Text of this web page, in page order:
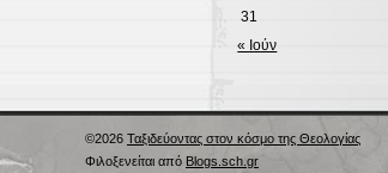
31
« Ιούν
©2026 Ταξιδεύοντας στον κόσμο της Θεολογίας
Φιλοξενείται από Blogs.sch.gr